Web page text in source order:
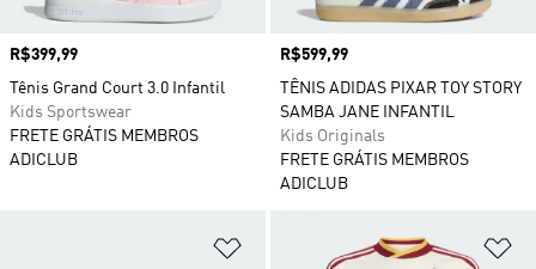
Preço
R$399,99
Tênis Grand Court 3.0 Infantil
Kids Sportswear
FRETE GRÁTIS MEMBROS
ADICLUB
Preço
R$599,99
TÊNIS ADIDAS PIXAR TOY STORY
SAMBA JANE INFANTIL
Kids Originals
FRETE GRÁTIS MEMBROS
ADICLUB
Adicionar à Lista de Desejos